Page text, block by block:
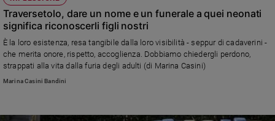
Papa
Chiesa
Chiesa
Fede
Traversetolo, dare un nome e un funerale a quei neonati
significa riconoscerli figli nostri
È la loro esistenza, resa tangibile dalla loro visibilità - seppur di cadaverini -
che merita onore, rispetto, accoglienza. Dobbiamo chiedergli perdono,
strappati alla vita dalla furia degli adulti (di Marina Casini)
Marina Casini Bandini